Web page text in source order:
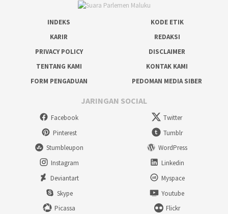
INDEKS
KODE ETIK
KARIR
REDAKSI
PRIVACY POLICY
DISCLAIMER
TENTANG KAMI
KONTAK KAMI
FORM PENGADUAN
PEDOMAN MEDIA SIBER
JARINGAN SOCIAL
Facebook
Twitter
Pinterest
Tumblr
Stumbleupon
WordPress
Instagram
Linkedin
Deviantart
Myspace
Skype
Youtube
Picassa
Flickr